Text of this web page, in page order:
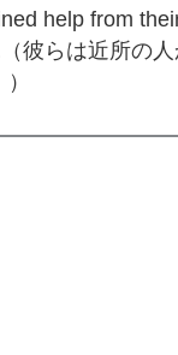
help from
彼らは近所の